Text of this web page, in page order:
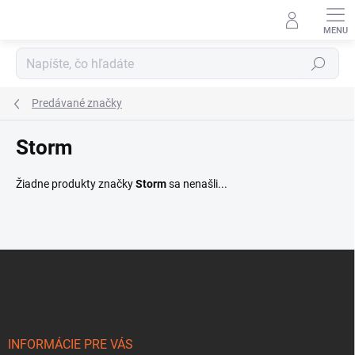
Hľadať
Predávané značky
Storm
Žiadne produkty značkyStormsa nenašli...
INFORMÁCIE PRE VÁS